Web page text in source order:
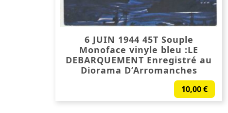
6 JUIN 1944 45T Souple
Monoface vinyle bleu :LE
DEBARQUEMENT Enregistré au
Diorama D’Arromanches
10,00€